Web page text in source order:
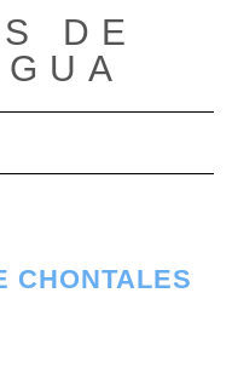
DE
modo de navegación
CHONTALES